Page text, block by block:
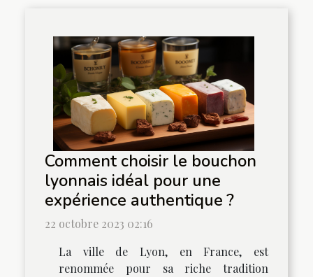
Comment choisir le bouchon
lyonnais idéal pour une
expérience authentique ?
22 octobre 2023 02:16
La ville de Lyon, en France, est
renommée pour sa riche tradition